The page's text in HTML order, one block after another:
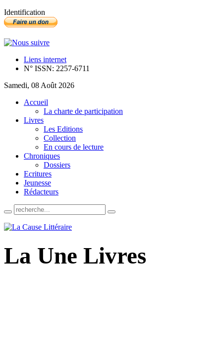
Identification
Liens internet
N° ISSN: 2257-6711
Samedi, 08 Août 2026
Accueil
La charte de participation
Livres
Les Editions
Collection
En cours de lecture
Chroniques
Dossiers
Ecritures
Jeunesse
Rédacteurs
La Une Livres